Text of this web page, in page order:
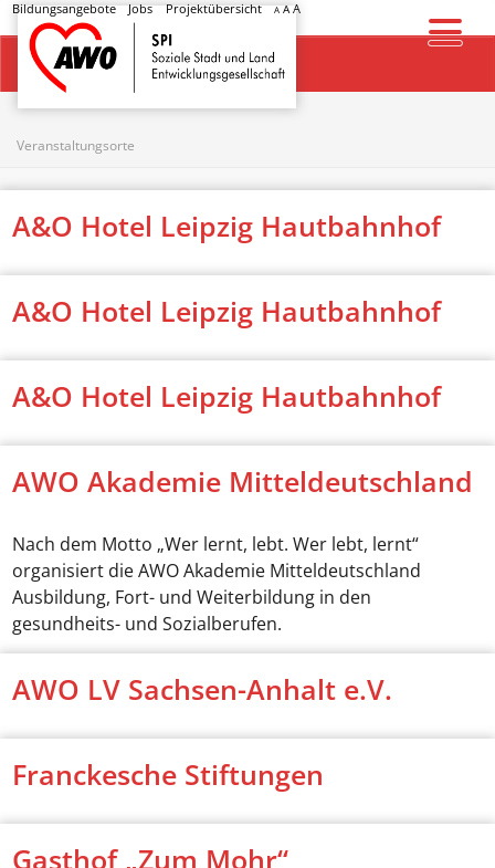
Bildungsangebote Jobs Projektübersicht A AA
Startseite
Veranstaltungsorte
A&O Hotel Leipzig Hautbahnhof
A&O Hotel Leipzig Hautbahnhof
A&O Hotel Leipzig Hautbahnhof
AWO Akademie Mitteldeutschland
Nach dem Motto „Wer lernt, lebt. Wer lebt, lernt“
organisiert die AWO Akademie Mitteldeutschland
Ausbildung, Fort- und Weiterbildung in den
gesundheits- und Sozialberufen.
AWO LV Sachsen-Anhalt e.V.
Franckesche Stiftungen
Gasthof „Zum Mohr“